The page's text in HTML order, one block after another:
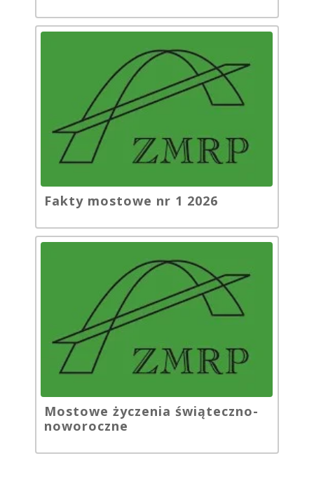
Fakty mostowe nr 1 2026
Mostowe życzenia świąteczno-
noworoczne